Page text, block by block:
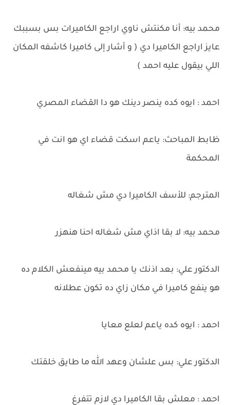
محمد بيه: أنا مكنتش ناوي اراجع الكاميرات بس بسببك
عايز اراجع الكاميرا دي ( و أشار إلى كاميرا كاشفه المكان
اللي بيقول عليه احمد )
احمد : ايوه كده ينصر دينك هو دا القضاء المصري
ظابط المباحث: ياعم اسكت قضاء اي هو انت في
المحكمة
المترجم: للأسف الكاميرا دي مش شغاله
محمد بيه: لا بقا اذاي مش شغاله احنا هنهزر
الدكتور علي: بعد اذنك يا محمد بيه مينفعش الكلام ده
هو ينفع كاميرا في مكان زاي ده تكون عطلانه
احمد : ايوه كده ياعم لعلع معايا
الدكتور علي: بس علشان وعهد الله ما طايق خلقتك
احمد : معلش بقا الكاميرا دي لازم تتفرغ